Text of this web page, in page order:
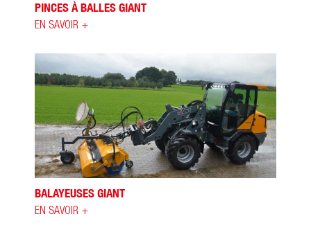
PINCES À BALLES GIANT
EN SAVOIR +
BALAYEUSES GIANT
EN SAVOIR +